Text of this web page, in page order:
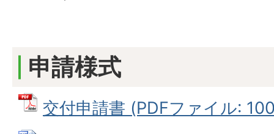
申請様式
交付申請書 (PDFファイル: